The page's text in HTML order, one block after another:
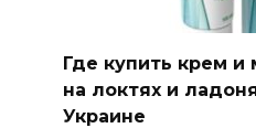
Где купить крем и
на локтях и
Украине